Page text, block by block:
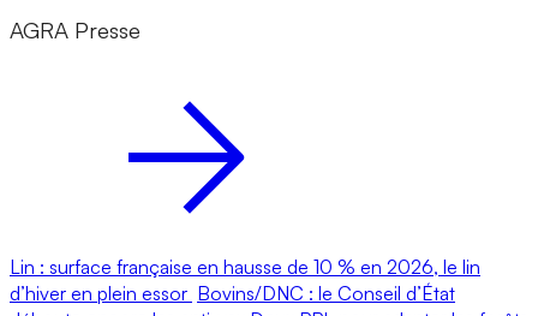
AGRA Presse
Lin : surface française en hausse de 10 % en 2026, le lin
d’hiver en plein essor Bovins/DNC : le Conseil d’État